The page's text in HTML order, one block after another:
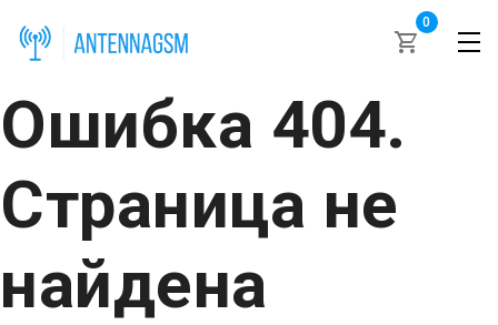
0
Ошибка 404.
Страница не
найдена